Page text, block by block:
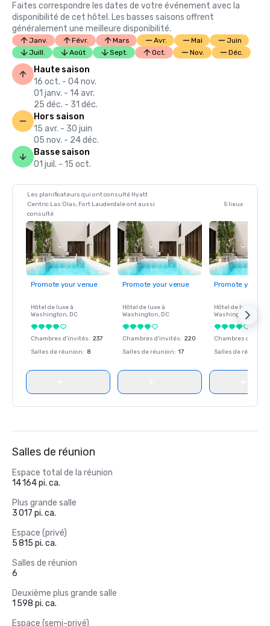
Faites correspondre les dates de votre événement avec la
disponibilité de cet hôtel. Les basses saisons offrent
généralement une meilleure disponibilité.
Janv. Févr. Mars Avr. Mai
Juin
Juill.
Août Sept. Oct. Nov. Déc.
Haute saison
16 oct. - 04 nov.
01 janv. - 14 avr.
25 déc. - 31 déc.
Hors saison
15 avr. - 30 juin
05 nov. - 24 déc.
Basse saison
01 juil. - 15 oct.
Les planificateurs qui ont consulté Hyatt
Centric Las Olas, Fort Lauderdale ont aussi
consulté
5 lieux
Promote your venue
Hôtel de luxe à
Washington, DC
Chambres d'invités: 237
Salles de réunion: 8
Promote your venue
Hôtel de luxe à
Washington, DC
Chambres d'invités: 220
Salles de réunion: 17
Promote your
Hôtel de luxe à
Washington
Chambres
Salles de réunion
Salles de réunion
Espace total de la réunion
14 164 pi. ca.
Plus grande salle
3 017 pi. ca.
Espace (privé)
5 815 pi. ca.
Salles de réunion
6
Deuxième plus grande salle
1 598 pi. ca.
Espace (semi-privé)